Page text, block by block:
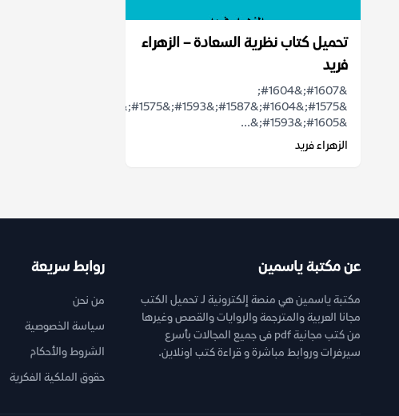
تحميل كتاب نظرية السعادة – الزهراء
فريد
&#1607;&#1604;
&#1605;&#1593;&...
الزهراء فريد
عن مكتبة ياسمين
مكتبة ياسمين هي منصة إلكترونية لـ تحميل الكتب
مجانا العربية والمترجمة والروايات والقصص وغيرها
من كتب مجانية pdf فى جميع المجالات بأسرع
سيرفرات وروابط مباشرة و قراءة كتب اونلاين.
روابط سريعة
من نحن
سياسة الخصوصية
الشروط والأحكام
حقوق الملكية الفكرية